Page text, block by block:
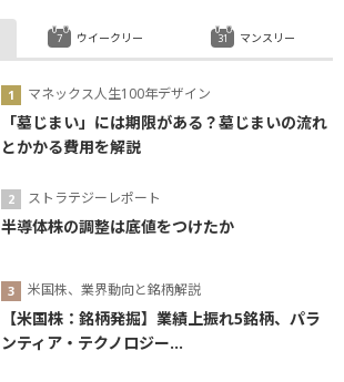
マネックス人生100年デザイン
「墓じまい」には期限がある？墓じまいの流れ
とかかる費用を解説
ストラテジーレポート
半導体株の調整は底値をつけたか
米国株、業界動向と銘柄解説
【米国株：銘柄発掘】業績上振れ5銘柄、パラ
ンティア・テクノロジー...
ウイークリー マンスリー